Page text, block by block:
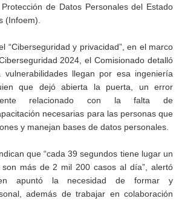
de Datos Personales del Estado
(Infoem).
“Ciberseguridad y privacidad”, en el marco
2024, el Comisionado detalló
llegan por esa ingeniería
que dejó abierta la puerta, un error
relacionado con la falta de
necesarias para las personas que
y manejan bases de datos personales.
que “cada 39 segundos tiene lugar un
más de 2 mil 200 casos al día”, alertó
apuntó la necesidad de formar y
además de trabajar en colaboración